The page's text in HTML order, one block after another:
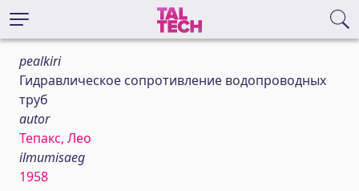
pealkiri
Гидравлическое сопротивление водопроводных
труб
autor
Тепакс, Лео
ilmumisaeg
1958